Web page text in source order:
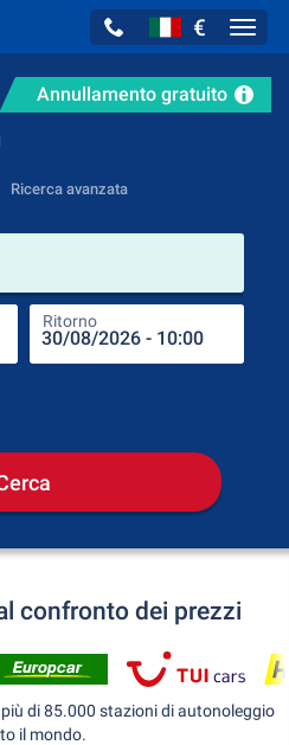
€
Annullamento gratuito
Ricerca avanzata
Ritorno
confronto dei prezzi
di 85.000 stazioni di autonoleggio
il mondo.